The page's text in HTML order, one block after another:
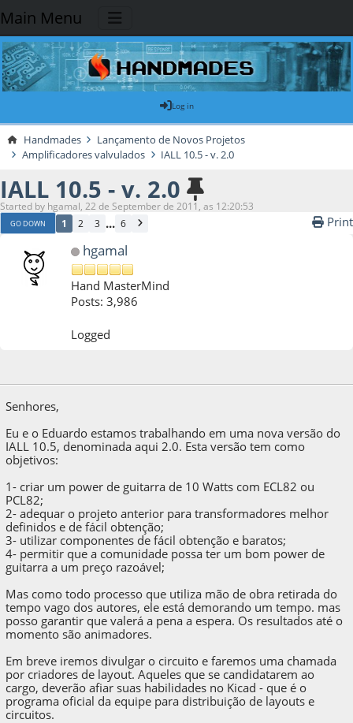
Main Menu
Log in
Handmades
Lançamento de Novos Projetos
Amplificadores valvulados
IALL 10.5 - v. 2.0
IALL 10.5 - v. 2.0
Started by hgamal, 22 de September de 2011, as 12:20:53
GO DOWN 1 2 3 ... 6 Print
hgamal
Hand MasterMind
Posts: 3,986
Logged
Senhores,
Eu e o Eduardo estamos trabalhando em uma nova versão do
IALL 10.5, denominada aqui 2.0. Esta versão tem como
objetivos:
1- criar um power de guitarra de 10 Watts com ECL82 ou
PCL82;
2- adequar o projeto anterior para transformadores melhor
definidos e de fácil obtenção;
3- utilizar componentes de fácil obtenção e baratos;
4- permitir que a comunidade possa ter um bom power de
guitarra a um preço razoável;
Mas como todo processo que utiliza mão de obra retirada do
tempo vago dos autores, ele está demorando um tempo. mas
posso garantir que valerá a pena a espera. Os resultados até o
momento são animadores.
Em breve iremos divulgar o circuito e faremos uma chamada
por criadores de layout. Aqueles que se candidatarem ao
cargo, deverão afiar suas habilidades no Kicad - que é o
programa oficial da equipe para distribuição de layouts e
circuitos.